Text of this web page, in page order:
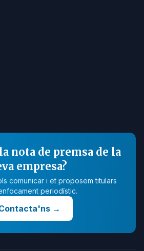
nota de premsa de la
empresa?
comunicar i et proposem titulars
periodístic.
→